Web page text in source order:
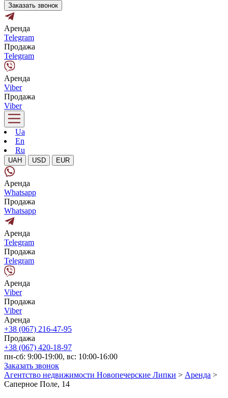
Заказать звонок
Аренда
Telegram
Продажа
Telegram
Аренда
Viber
Продажа
Viber
Ua
En
Ru
UAH USD EUR
Аренда
Whatsapp
Продажа
Whatsapp
Аренда
Telegram
Продажа
Telegram
Аренда
Viber
Продажа
Viber
Аренда
+38 (067) 216-47-95
Продажа
+38 (067) 420-18-97
пн-сб: 9:00-19:00, вс: 10:00-16:00
Заказать звонок
Агентство недвижимости Новопечерские Липки > Аренда >
Саперное Поле, 14